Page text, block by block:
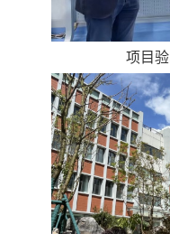
项目验